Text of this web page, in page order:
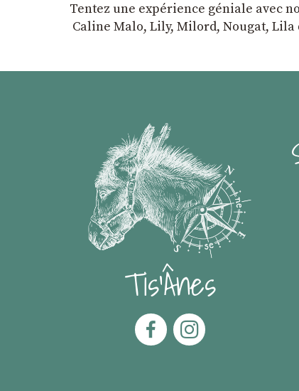
Tentez une expérience géniale avec
Caline Malo, Lily, Milord, Nougat,
Tis'Ânes